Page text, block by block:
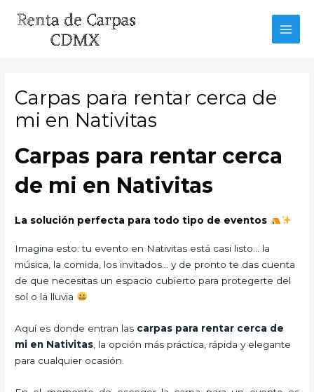
Carpas para rentar cerca de
mi en Nativitas
Carpas para rentar cerca
de mi en Nativitas
La solución perfecta para todo tipo de eventos
Imagina esto: tu evento en Nativitas está casi listo… la
música, la comida, los invitados… y de pronto te das cuenta
de que necesitas un espacio cubierto para protegerte del
sol o la lluvia
Aquí es donde entran las carpas para rentar cerca de
mi en Nativitas , la opción más práctica, rápida y elegante
para cualquier ocasión.